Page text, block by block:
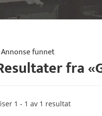
Annonse funnet
fra «
1 - 1 av 1 resultat